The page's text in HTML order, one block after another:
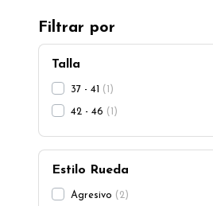
Filtrar por
Talla
37 - 41
42 - 46
Estilo Rueda
Agresivo 2